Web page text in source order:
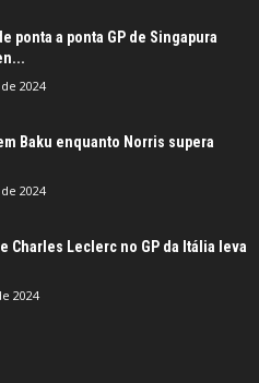
ponta a ponta GP de Singapura
2024
Baku enquanto Norris supera
2024
Charles Leclerc no GP da Itália leva
2024